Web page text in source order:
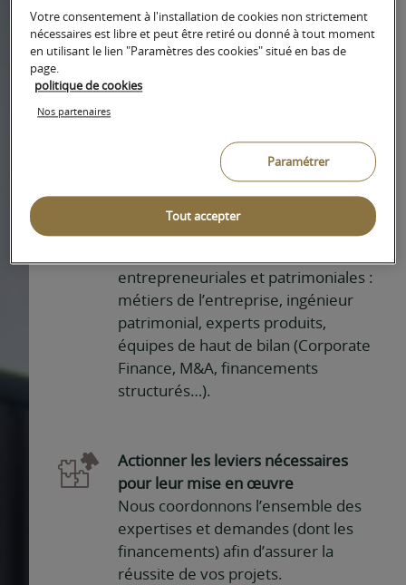
votre stratégie de cession /
transmission.
dirigeant à concilier vos objectifs
patrimoniaux et ceux de votre
Nous travaillons avec tous les
experts de la banque pour répondre
entrepreneuriales et patrimoniales :
métiers de l’entreprise, ingénieur
patrimonial, experts produits,
équipes de haut de bilan (Corporate
Finance, M&A, financements
structurés…).
Actionner les leviers nécessaires
pour leur mise en œuvre
Nous coordonnons l’ensemble des
expertises et demandes (dont les
financements) afin d’assurer la
réussite de vos projets.
Votre consentement à l'installation de cookies non strictement
nécessaires est libre et peut être retiré ou donné à tout moment
en utilisant le lien "Paramètres des cookies" situé en bas de
page.
politique de cookies
Nos partenaires
Paramétrer
Tout accepter